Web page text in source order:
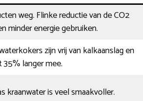
weg. Flinke reductie van de CO2
minder energie gebruiken.
zijn vrij van kalkaanslag en
langer mee.
kraanwater is veel smaakvoller.